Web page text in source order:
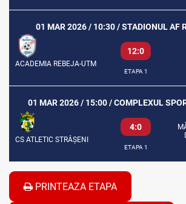
01 MAR 2026 / 10:30 / STADIONUL AF
ACADEMIA REBEJA-UTM
12:0
ETAPA 1
01 MAR 2026 / 15:00 / COMPLEXUL
CS ATLETIC STRĂȘENI
4:0
ETAPA 1
PRINTEAZA ETAPA